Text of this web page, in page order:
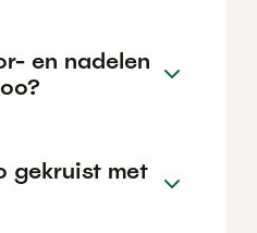
en nadelen
gekruist met